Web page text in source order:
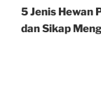
Post
5 Jenis Hewan
dan Sikap